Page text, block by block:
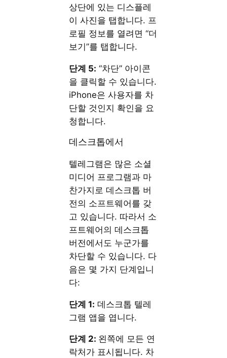
상단에 있는 디스플레
이 사진을 탭합니다. 프
로필 정보를 열려면 “더
보기”를 탭합니다.
단계 5: “차단” 아이콘
을 클릭할 수 있습니다.
iPhone은 사용자를 차
단할 것인지 확인을 요
청합니다.
데스크톱에서
텔레그램은 많은 소셜
미디어 프로그램과 마
찬가지로 데스크톱 버
전의 소프트웨어를 갖
고 있습니다. 따라서 소
프트웨어의 데스크톱
버전에서도 누군가를
차단할 수 있습니다. 다
음은 몇 가지 단계입니
다:
단계 1: 데스크톱 텔레
그램 앱을 엽니다.
단계 2: 왼쪽에 모든 연
락처가 표시됩니다. 차